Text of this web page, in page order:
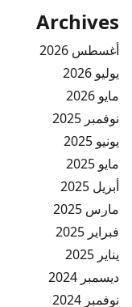
Archives
أغسطس 2026
يوليو 2026
مايو 2026
نوفمبر 2025
يونيو 2025
مايو 2025
أبريل 2025
مارس 2025
فبراير 2025
يناير 2025
ديسمبر 2024
نوفمبر 2024